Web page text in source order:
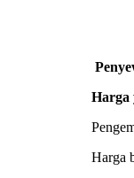
Harga
Harga